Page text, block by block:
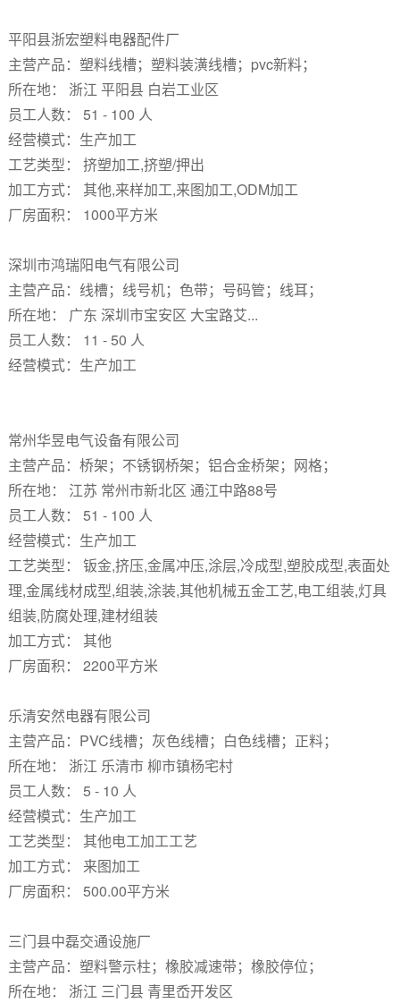
平阳县浙宏塑料电器配件厂
主营产品：塑料线槽；塑料装潢线槽；pvc新料；
所在地： 浙江 平阳县 白岩工业区
员工人数： 51 - 100 人
经营模式：生产加工
工艺类型： 挤塑加工,挤塑/押出
加工方式： 其他,来样加工,来图加工,ODM加工
厂房面积： 1000平方米
深圳市鸿瑞阳电气有限公司
主营产品：线槽；线号机；色带；号码管；线耳；
所在地： 广东 深圳市宝安区 大宝路艾...
员工人数： 11 - 50 人
经营模式：生产加工
常州华昱电气设备有限公司
主营产品：桥架；不锈钢桥架；铝合金桥架；网格；
所在地： 江苏 常州市新北区 通江中路88号
员工人数： 51 - 100 人
经营模式：生产加工
工艺类型： 钣金,挤压,金属冲压,涂层,冷成型,塑胶成型,表面处
理,金属线材成型,组装,涂装,其他机械五金工艺,电工组装,灯具
组装,防腐处理,建材组装
加工方式： 其他
厂房面积： 2200平方米
乐清安然电器有限公司
主营产品：PVC线槽；灰色线槽；白色线槽；正料；
所在地： 浙江 乐清市 柳市镇杨宅村
员工人数： 5 - 10 人
经营模式：生产加工
工艺类型： 其他电工加工工艺
加工方式： 来图加工
厂房面积： 500.00平方米
三门县中磊交通设施厂
主营产品：塑料警示柱；橡胶减速带；橡胶停位；
所在地： 浙江 三门县 青里岙开发区